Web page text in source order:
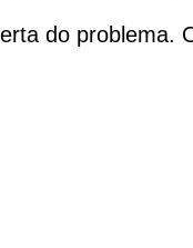
do problema.